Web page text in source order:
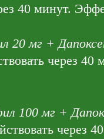
40 минут.
20 мг +
через
100 мг +
через